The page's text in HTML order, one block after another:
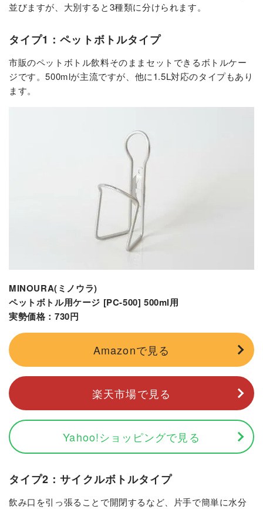
並びますが、大別すると3種類に分けられます。
タイプ1：ペットボトルタイプ
市販のペットボトル飲料そのままセットできるボトルケー
ジです。500mlが主流ですが、他に1.5L対応のタイプもあり
ます。
MINOURA(ミノウラ)
ペットボトル用ケージ [PC-500] 500ml用
実勢価格：730円
Amazonで見る
楽天市場で見る
Yahoo!ショッピングで見る
タイプ2：サイクルボトルタイプ
飲み口を引っ張ることで開閉するなど、片手で簡単に水分